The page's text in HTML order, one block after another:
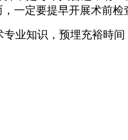
一定要提早开展术前检
业知识，预埋充裕時